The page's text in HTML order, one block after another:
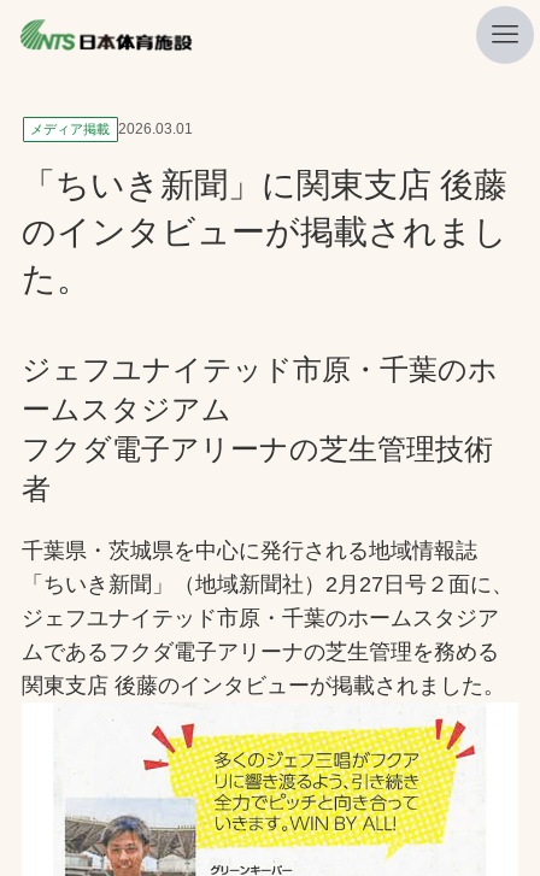
私たちの強み
ニュース
プレスリリース
レポート
施工・管理実績一覧
会社概要
採用情報
お問合せ
お取引先の皆様へ
ソーシャルメディアポリシー
メディア掲載 2026.03.01
「ちいき新聞」に関東支店 後藤
のインタビューが掲載されまし
た。
ジェフユナイテッド市原・千葉のホ
ームスタジアム
フクダ電子アリーナの芝生管理技術
者
千葉県・茨城県を中心に発行される地域情報誌
「ちいき新聞」（地域新聞社）2月27日号２面に、
ジェフユナイテッド市原・千葉のホームスタジア
ムであるフクダ電子アリーナの芝生管理を務める
関東支店 後藤のインタビューが掲載されました。